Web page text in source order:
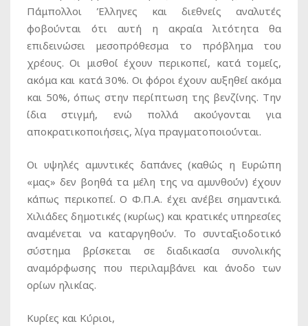
Πάμπολλοι Έλληνες και διεθνείς αναλυτές
φοβούνται ότι αυτή η ακραία λιτότητα θα
επιδεινώσει μεσοπρόθεσμα το πρόβλημα του
χρέους. Οι μισθοί έχουν περικοπεί, κατά τομείς,
ακόμα και κατά 30%. Οι φόροι έχουν αυξηθεί ακόμα
και 50%, όπως στην περίπτωση της βενζίνης. Την
ίδια στιγμή, ενώ πολλά ακούγονται για
αποκρατικοποιήσεις, λίγα πραγματοποιούνται.
Οι υψηλές αμυντικές δαπάνες (καθώς η Ευρώπη
«μας» δεν βοηθά τα μέλη της να αμυνθούν) έχουν
κάπως περικοπεί. Ο Φ.Π.Α. έχει ανέβει σημαντικά.
Χιλιάδες δημοτικές (κυρίως) και κρατικές υπηρεσίες
αναμένεται να καταργηθούν. Το συνταξιοδοτικό
σύστημα βρίσκεται σε διαδικασία συνολικής
αναμόρφωσης που περιλαμβάνει και άνοδο των
ορίων ηλικίας.
Κυρίες και Κύριοι,